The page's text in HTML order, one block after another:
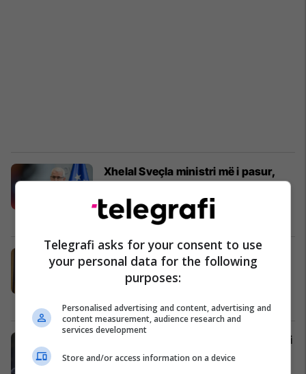
Xhelal Sveçla ministri më i pasur,
shtëpisë dhe lokalit
Kosovë 20/04/2024
Pasuria e majme e kreut të
Prishtinës – banesa, rezidencë,
veturë Tesla e koleksion pikturash
milionëshe
Kosovë 20/04/2024
Tri shtëpi në Kosovë, një në Shqipëri
dhe një vilë - kjo është pasuria e
Telegrafi asks for your consent to use
your personal data for the following
purposes:
Personalised advertising and content, advertising and
content measurement, audience research and
services development
Store and/or access information on a device